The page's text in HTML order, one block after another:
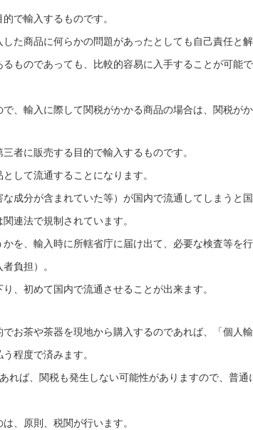
で輸入するものです。
た商品に何らかの問題があったとしても自己責任と解
ものであっても、比較的容易に入手することが可能
、輸入に際して関税がかかる商品の場合は、関税がか
者に販売する目的で輸入するものです。
して流通することになります。
成分が含まれていた等）が国内で流通してしまうと
連法で規制されています。
を、輸入時に所轄省庁に届け出て、必要な検査等を
負担）。
、初めて国内で流通させることが出来ます。
お茶や茶器を現地から購入するのであれば、「個人
程度で済みます。
れば、関税も発生しない可能性がありますので、普通
、原則、税関が行います。